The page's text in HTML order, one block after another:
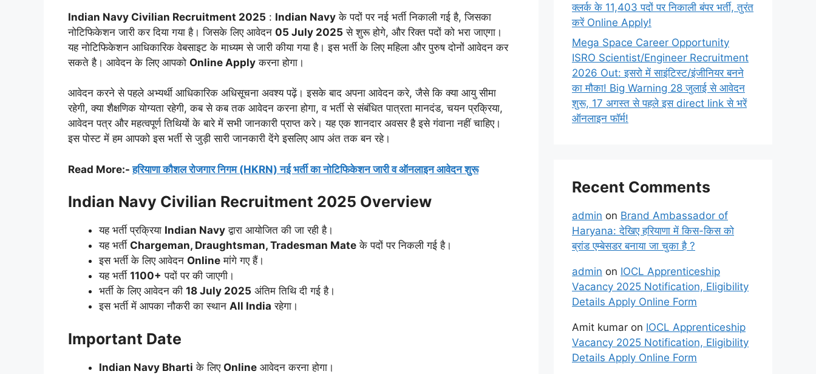
Indian Navy Civilian Recruitment 2025 : Indian Navy के पदों पर नई भर्ती निकाली गई है, जिसका
नोटिफिकेशन जारी कर दिया गया है। जिसके लिए आवेदन 05 July 2025 से शुरू होगे, और रिक्त पदों को भरा जाएगा।
यह नोटिफिकेशन आधिकारिक वेबसाइट के माध्यम से जारी कीया गया है। इस भर्ती के लिए महिला और पुरुष दोनों आवेदन कर
सकते है। आवेदन के लिए आपको Online Apply करना होगा।
आवेदन करने से पहले अभ्यर्थी आधिकारिक अधिसूचना अवश्य पढ़ें। इसके बाद अपना आवेदन करे, जैसे कि क्या आयु सीमा
रहेगी, क्या शैक्षणिक योग्यता रहेगी, कब से कब तक आवेदन करना होगा, व भर्ती से संबंधित पात्रता मानदंड, चयन प्रक्रिया,
आवेदन पत्र और महत्वपूर्ण तिथियों के बारे में सभी जानकारी प्राप्त करे। यह एक शानदार अवसर है इसे गंवाना नहीं चाहिए।
इस पोस्ट में हम आपको इस भर्ती से जुड़ी सारी जानकारी देंगे इसलिए आप अंत तक बन रहे।
Read More:-हरियाणा कौशल रोजगार निगम (HKRN) नई भर्ती का नोटिफिकेशन जारी व ऑनलाइन आवेदन शुरू
Indian Navy Civilian Recruitment 2025 Overview
यह भर्ती प्रक्रिया Indian Navy द्वारा आयोजित की जा रही है।
यह भर्ती Chargeman, Draughtsman, Tradesman Mate के पदों पर निकली गई है।
इस भर्ती के लिए आवेदन Online मांगे गए हैं।
यह भर्ती 1100+ पदों पर की जाएगी।
भर्ती के लिए आवेदन की 18 July 2025 अंतिम तिथि दी गई है।
इस भर्ती में आपका नौकरी का स्थान All India रहेगा।
Important Date
Indian Navy Bharti के लिए Online आवेदन करना होगा।
क्लर्क के 11,403 पदों पर निकाली बंपर भर्ती, तुरंत
करें Online Apply!
Mega Space Career Opportunity
ISRO Scientist/Engineer Recruitment
2026 Out: इसरो में साइंटिस्ट/इंजीनियर बनने
का मौका! Big Warning 28 जुलाई से आवेदन
शुरू, 17 अगस्त से पहले इस direct link से भरें
ऑनलाइन फॉर्म!
Recent Comments
admin on Brand Ambassador of
Haryana: देखिए हरियाणा में किस-किस को
ब्रांड एम्बेसडर बनाया जा चुका है ?
admin on IOCL Apprenticeship
Vacancy 2025 Notification, Eligibility
Details Apply Online Form
Amit kumar on IOCL Apprenticeship
Vacancy 2025 Notification, Eligibility
Details Apply Online Form